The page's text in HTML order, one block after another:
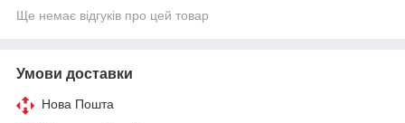
Ще немає відгуків про цей товар
Умови доставки
Нова Пошта